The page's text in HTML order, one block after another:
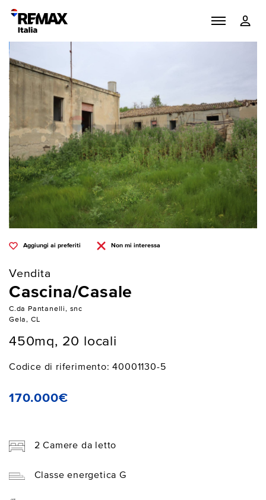
Aggiungi ai preferiti Non mi interessa
Vendita
Cascina/Casale
C.da Pantanelli, snc
Gela, CL
450mq, 20 locali
Codice di riferimento: 40001130-5
170.000€
2 Camere da letto
Classe energetica G